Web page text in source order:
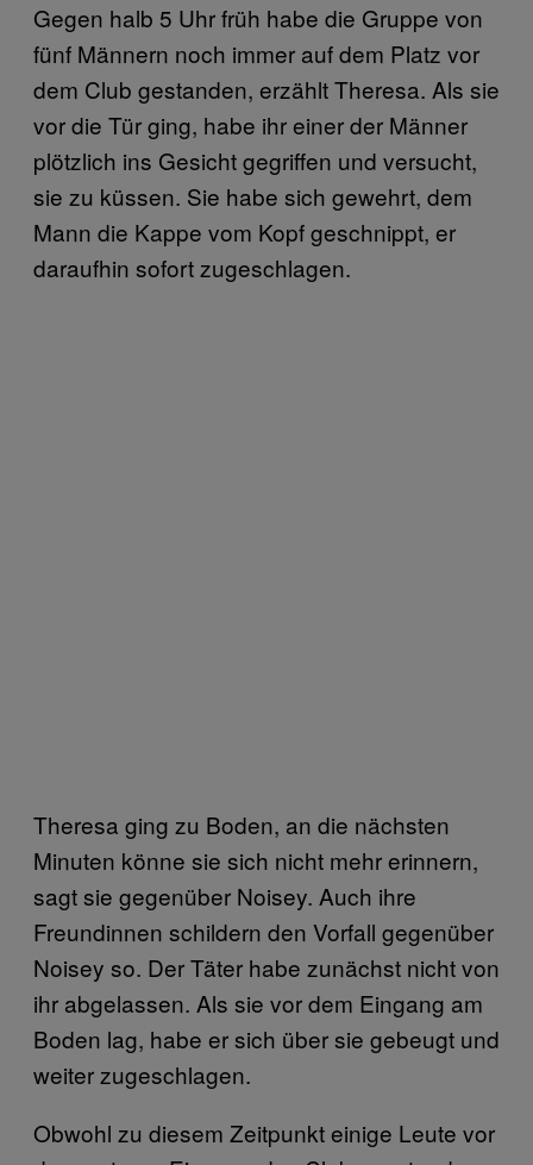
Gegen halb 5 Uhr früh habe die Gruppe von
fünf Männern noch immer auf dem Platz vor
dem Club gestanden, erzählt Theresa. Als sie
vor die Tür ging, habe ihr einer der Männer
plötzlich ins Gesicht gegriffen und versucht,
sie zu küssen. Sie habe sich gewehrt, dem
Mann die Kappe vom Kopf geschnippt, er
daraufhin sofort zugeschlagen.
Theresa ging zu Boden, an die nächsten
Minuten könne sie sich nicht mehr erinnern,
sagt sie gegenüber Noisey. Auch ihre
Freundinnen schildern den Vorfall gegenüber
Noisey so. Der Täter habe zunächst nicht von
ihr abgelassen. Als sie vor dem Eingang am
Boden lag, habe er sich über sie gebeugt und
weiter zugeschlagen.
Obwohl zu diesem Zeitpunkt einige Leute vor